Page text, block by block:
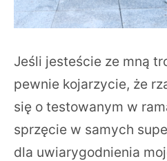
Jeśli jesteście ze mną
pewnie kojarzycie, że
się o testowanym w
sprzęcie w samych
dla uwiarygodnienia